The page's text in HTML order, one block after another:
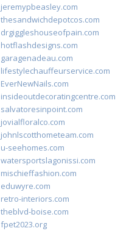
jeremypbeasley.com
thesandwichdepotcos.com
drgiggleshouseofpain.com
hotflashdesigns.com
garagenadeau.com
lifestylechauffeurservice.com
EverNewNails.com
insideoutdecoratingcentre.com
salvatoresinpoint.com
jovialfloralco.com
johnlscotthometeam.com
u-seehomes.com
watersportslagonissi.com
mischieffashion.com
eduwyre.com
retro-interiors.com
theblvd-boise.com
fpet2023.org